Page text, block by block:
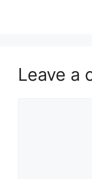
Leave a